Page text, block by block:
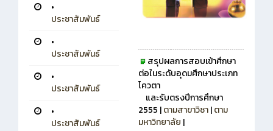
•
ประชาสัมพันธ์
•
ประชาสัมพันธ์
•
ประชาสัมพันธ์
•
ประชาสัมพันธ์
สรุปผลการสอบเข้าศึกษา
ต่อในระดับอุดมศึกษาประเภท
โควตา
และรับตรงปีการศึกษา
2555 |ตามสาขาวิชา|ตาม
มหาวิทยาลัย |